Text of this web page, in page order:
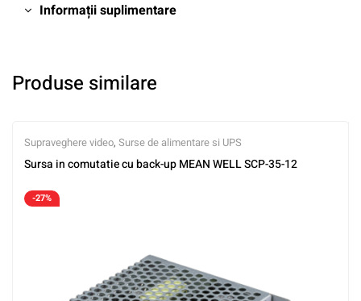
Informații suplimentare
Produse similare
Supraveghere video, Surse de alimentare si UPS
Sursa in comutatie cu back-up MEAN WELL SCP-35-12
-27%